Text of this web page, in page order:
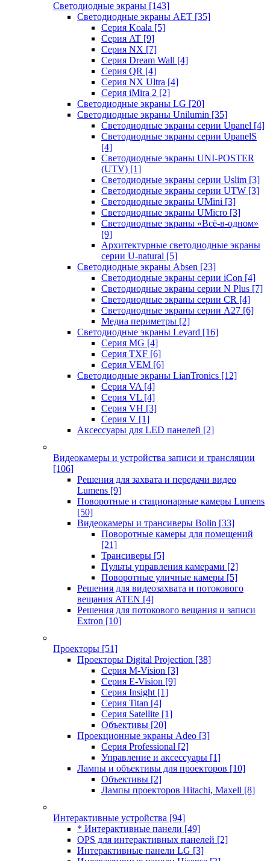
Светодиодные экраны [143]
Светодиодные экраны AET [35]
Cерия Koala [5]
Серия AT [9]
Серия NX [7]
Серия Dream Wall [4]
Серия QR [4]
Серия NX Ultra [4]
Серия iMira 2 [2]
Светодиодные экраны LG [20]
Светодиодные экраны Unilumin [35]
Светодиодные экраны серии Upanel [4]
Светодиодные экраны серии UpanelS
[4]
Светодиодные экраны UNI-POSTER
(UTV) [1]
Светодиодные экраны серии Uslim [3]
Светодиодные экраны серии UTW [3]
Светодиодные экраны UMini [3]
Светодиодные экраны UMicro [3]
Светодиодные экраны «Всё-в-одном»
[9]
Архитектурные светодиодные экраны
серии U-natural [5]
Светодиодные экраны Absen [23]
Светодиодные экраны серии iCon [4]
Светодиодные экраны серии N Plus [7]
Светодиодные экраны серии CR [4]
Светодиодные экраны серии А27 [6]
Медиа периметры [2]
Светодиодные экраны Leyard [16]
Серия MG [4]
Серия TXF [6]
Серия VEM [6]
Светодиодные экраны LianTronics [12]
Серия VA [4]
Серия VL [4]
Серия VH [3]
Серия V [1]
Аксессуары для LED панелей [2]
Видеокамеры и устройства записи и трансляции
[106]
Решения для захвата и передачи видео
Lumens [9]
Поворотные и стационарные камеры Lumens
[50]
Видеокамеры и трансиверы Bolin [33]
Поворотные камеры для помещений
[21]
Трансиверы [5]
Пульты управления камерами [2]
Поворотные уличные камеры [5]
Решения для видеозахвата и потокового
вещания ATEN [4]
Решения для потокового вещания и записи
Extron [10]
Проекторы [51]
Проекторы Digital Projection [38]
Серия M-Vision [3]
Серия E-Vision [9]
Серия Insight [1]
Серия Titan [4]
Серия Satellite [1]
Объективы [20]
Проекционные экраны Adeo [3]
Серия Professional [2]
Управление и аксессуары [1]
Лампы и объективы для проекторов [10]
Объективы [2]
Лампы проекторов Hitachi, Maxell [8]
Интерактивные устройства [94]
* Интерактивные панели [49]
OPS для интерактивных панелей [2]
Интерактивные панели LG [3]